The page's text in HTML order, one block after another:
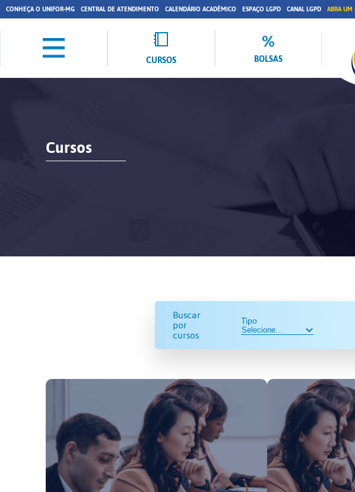
CONHEÇA O UNIFOR-MG CENTRAL DE ATENDIMENTO CALENDÁRIO ACADÊMICO ESPAÇO LGPD CANAL LGPD ABRA
CURSOS BOLSAS
Cursos
Buscar
por
cursos
Tipo